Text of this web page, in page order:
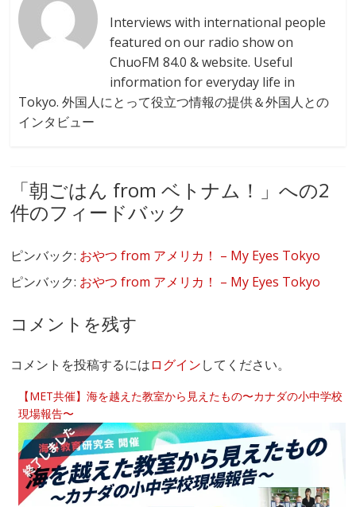
Interviews with international people
featured on our radio show on
ChuoFM 84.0 & website. Useful
information for everyday life in
Tokyo. 外国人にとって役立つ情報の提供＆外国人との
インタビュー
「朝ごはん from ベトナム！ 」への2
件のフィードバック
ピンバック: おやつ from アメリカ！ – My Eyes Tokyo
ピンバック: おやつ from アメリカ！ – My Eyes Tokyo
コメントを残す
コメントを投稿するにはログインしてください。
【MET共催】海を越えた教室から見えたもの〜カナダの小中学校
現場報告〜